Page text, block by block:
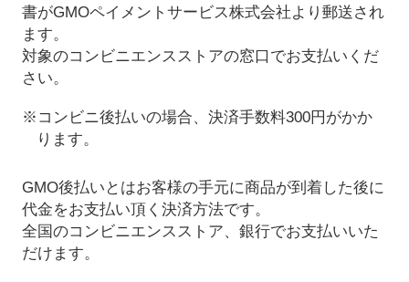
書がGMOペイメントサービス株式会社より郵送され
ます。
対象のコンビニエンスストアの窓口でお支払いくだ
さい。
※コンビニ後払いの場合、決済手数料300円がかか
ります。
GMO後払いとはお客様の手元に商品が到着した後に
代金をお支払い頂く決済方法です。
全国のコンビニエンスストア、銀行でお支払いいた
だけます。